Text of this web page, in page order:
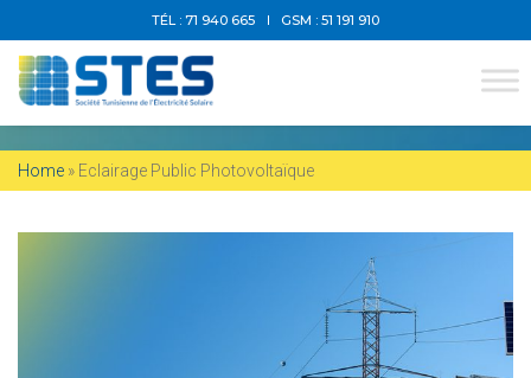
TÉL : 71 940 665 GSM : 51 191 910
ECLAIRAGE PUBLIC
PHOTOVOLTAÏQUE
Home » Eclairage Public Photovoltaïque